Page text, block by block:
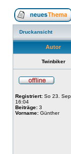
Druckansicht
Autor
Twinbiker
Registriert: So 23. Sep
16:04
Beiträge: 3
Vorname: Günther